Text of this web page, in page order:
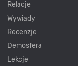
Relacje
Wywiady
Recenzje
Demosfera
Lekcje